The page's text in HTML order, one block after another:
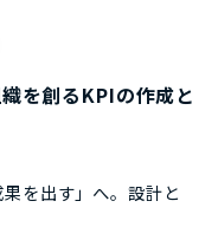
を創るKPIの作成と
を出す」へ。設計と